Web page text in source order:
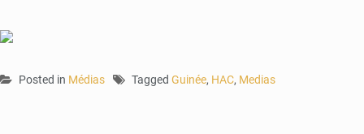
Posted in Médias Tagged Guinée, HAC, Medias